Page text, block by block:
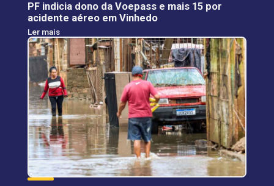
PF indicia dono da Voepass e mais 15 por
acidente aéreo em Vinhedo
Ler mais